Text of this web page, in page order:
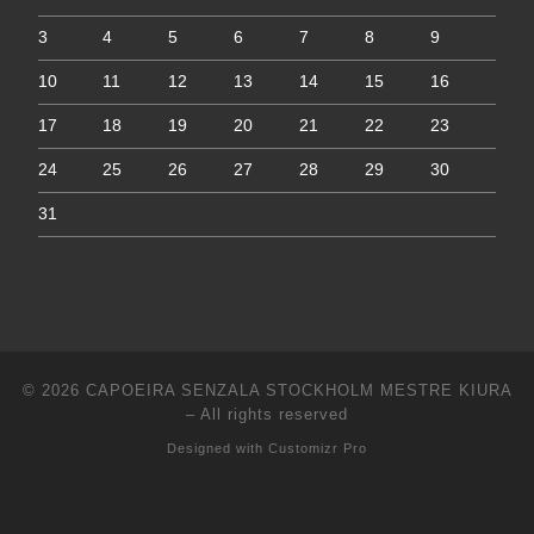
3 4 5 6 7 8 9
10 11 12 13 14 15 16
17 18 19 20 21 22 23
24 25 26 27 28 29 30
31
© 2026 CAPOEIRA SENZALA STOCKHOLM MESTRE KIURA
– All rights reserved
Designed with Customizr Pro